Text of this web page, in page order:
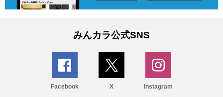
みんカラ公式SNS
Facebook X Instagram